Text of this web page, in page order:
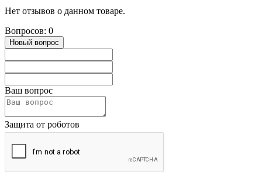
Нет отзывов о данном товаре.
Вопросов: 0
Новый вопрос
Ваш вопрос
Защита от роботов